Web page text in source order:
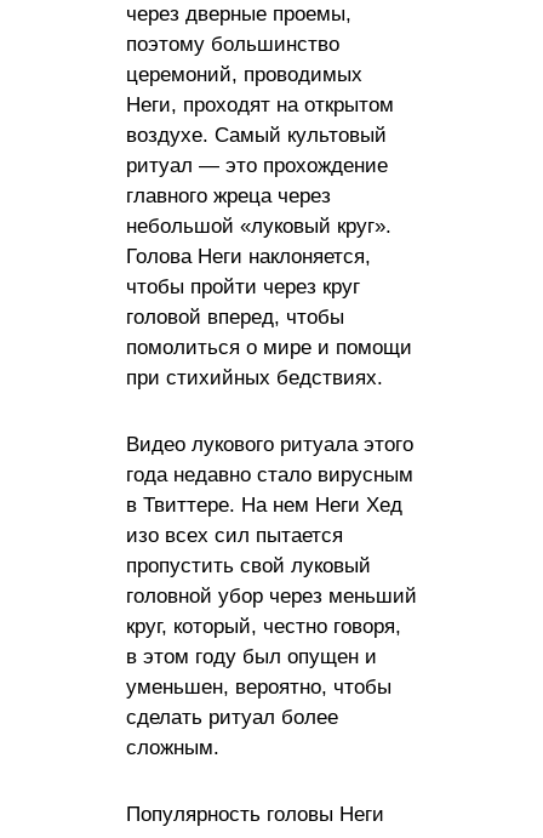
через дверные проемы,
поэтому большинство
церемоний, проводимых
Неги, проходят на открытом
воздухе. Самый культовый
ритуал — это прохождение
главного жреца через
небольшой «луковый круг».
Голова Неги наклоняется,
чтобы пройти через круг
головой вперед, чтобы
помолиться о мире и помощи
при стихийных бедствиях.
Видео лукового ритуала этого
года недавно стало вирусным
в Твиттере. На нем Неги Хед
изо всех сил пытается
пропустить свой луковый
головной убор через меньший
круг, который, честно говоря,
в этом году был опущен и
уменьшен, вероятно, чтобы
сделать ритуал более
сложным.
Популярность головы Неги